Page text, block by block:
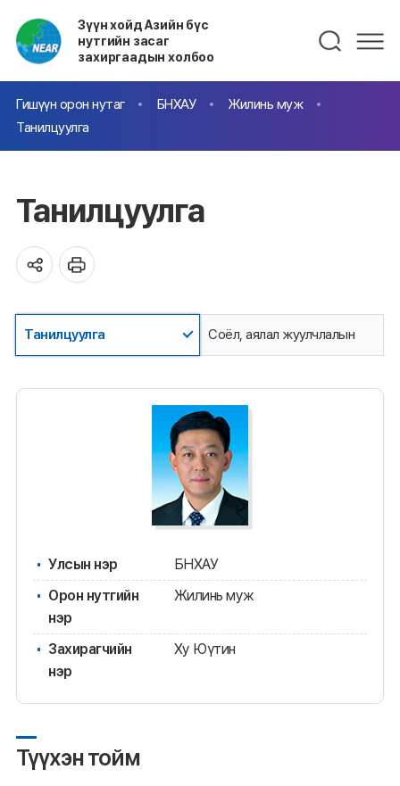
Зүүн хойд Азийн бүс
нутгийн засаг
захиргаадын холбоо
Гишүүн орон нутаг БНХАУ
Жилинь муж
Танилцуулга
Танилцуулга
Танилцуулга Соёл, аялал жуулчлалын
Улсын нэр
БНХАУ
Орон нутгийн
нэр
Жилинь муж
Захирагчийн
нэр
Ху Юүтин
Түүхэн тойм